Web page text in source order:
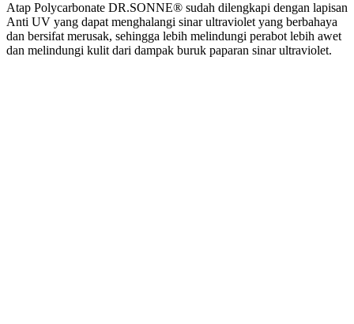
Atap Polycarbonate DR.SONNE® sudah dilengkapi dengan lapisan
Anti UV yang dapat menghalangi sinar ultraviolet yang berbahaya
dan bersifat merusak, sehingga lebih melindungi perabot lebih awet
dan melindungi kulit dari dampak buruk paparan sinar ultraviolet.